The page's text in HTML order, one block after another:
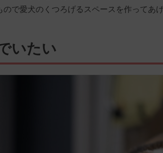
ので愛犬のくつろげるスペースを作ってあ
いたい